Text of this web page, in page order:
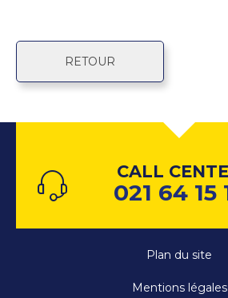
RETOUR
CALL
021 64 15
Plan du site
Mentions légales